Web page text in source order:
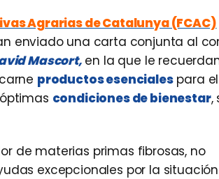
Agrarias de Catalunya (FCAC)
enviado una carta conjunta al
Mascort,en la que le
productos esencialespara
condiciones de bienestar,
de materias primas fibrosas, no
excepcionales por la